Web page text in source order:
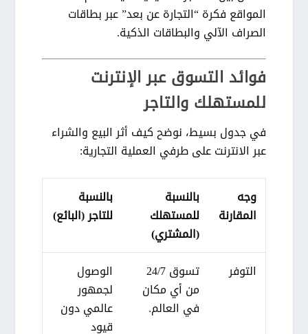
المواقع فكرة “التجارة عن بعد” عبر بطاقات
الصراف الآلي والبطاقات الذكية.
فوائد التسوق عبر الإنترنت
للمستهلك والتاجر
في جدول بسيط، نوضح كيف أثرالبيع والشراء
عبر الانترنتعلى طرفي العملية التجارية:
وجه
المقارنة
بالنسبة
للمستهلك
(المشتري)
بالنسبة
للتاجر (البائع)
التوفر
تسوق 24/7
من أي مكان
في العالم.
الوصول
لجمهور
عالمي دون
قيود